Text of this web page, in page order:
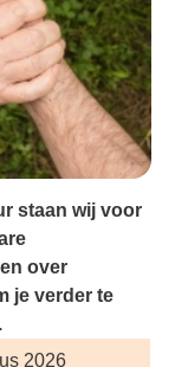
staan wij voor
over
je verder te
2026